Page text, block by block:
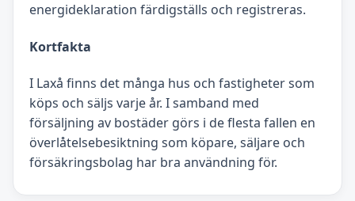
energideklaration färdigställs och registreras.
Kortfakta
I Laxå finns det många hus och fastigheter som
köps och säljs varje år. I samband med
försäljning av bostäder görs i de flesta fallen en
överlåtelsebesiktning som köpare, säljare och
försäkringsbolag har bra användning för.